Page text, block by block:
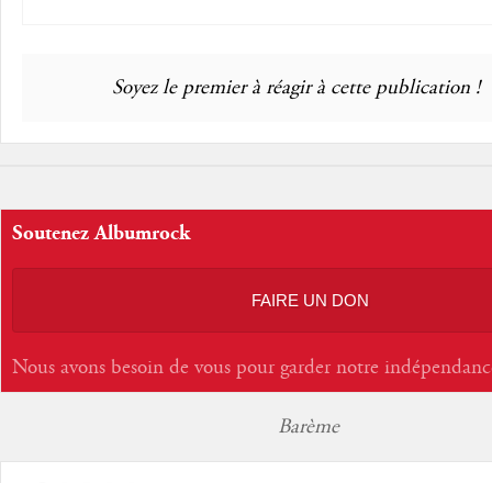
Soyez le premier à réagir à cette publication !
Soutenez Albumrock
FAIRE UN DON
Nous avons besoin de vous pour garder notre
Barème